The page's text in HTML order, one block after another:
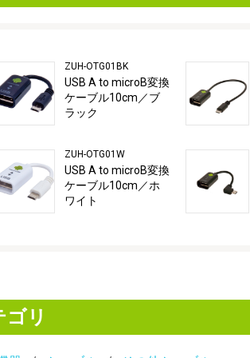
ZUH-OTG01BK
USB A to microB変換
ケーブル10cm／ブ
ラック
ZUH-OTG01W
USB A to microB変換
ケーブル10cm／ホ
ワイト
リ